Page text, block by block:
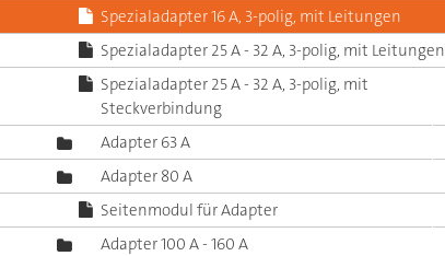
Spezialadapter 16 A, 3-polig, mit Leitungen
Spezialadapter 25 A - 32 A, 3-polig, mit Leitungen
Spezialadapter 25 A - 32 A, 3-polig, mit
Steckverbindung
Adapter 63 A
Adapter 80 A
Seitenmodul für Adapter
Adapter 100 A - 160 A